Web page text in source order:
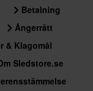
x 400 x 315 mm
x 405 x 310 mm
Betalning
Ångerrätt
& Klagomål
Sledstore.se